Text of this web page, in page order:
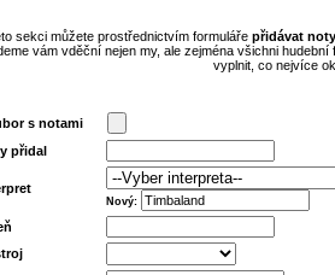
sekci můžete prostřednictvím formuláře přidávat noty
vám vděční nejen my, ale zejména všichni
vyplnit, co nejvíce
s notami
přidal
Nový: